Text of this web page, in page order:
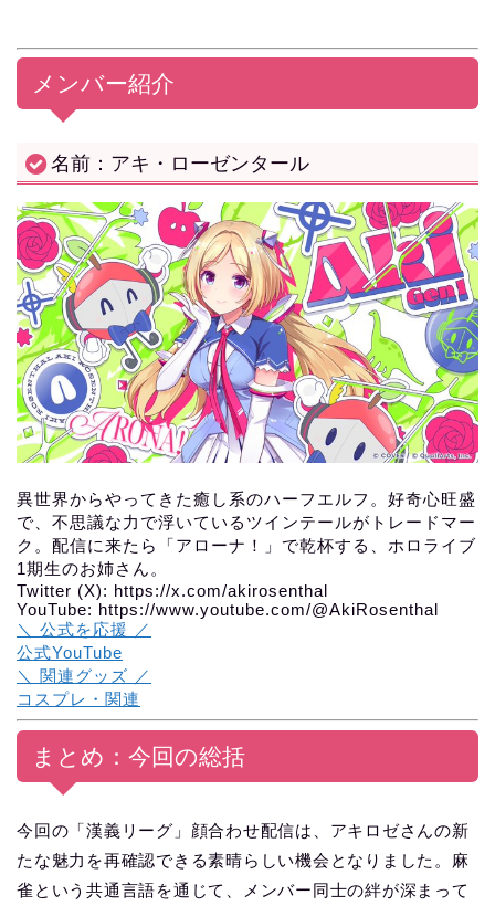
メンバー紹介
名前：アキ・ローゼンタール
異世界からやってきた癒し系のハーフエルフ。好奇心旺盛
で、不思議な力で浮いているツインテールがトレードマー
ク。配信に来たら「アローナ！」で乾杯する、ホロライブ
1期生のお姉さん。
Twitter (X): https://x.com/akirosenthal
YouTube: https://www.youtube.com/@AkiRosenthal
＼ 公式を応援 ／
公式YouTube
＼ 関連グッズ ／
コスプレ・関連
まとめ：今回の総括
今回の「漢義リーグ」顔合わせ配信は、アキロゼさんの新
たな魅力を再確認できる素晴らしい機会となりました。麻
雀という共通言語を通じて、メンバー同士の絆が深まって